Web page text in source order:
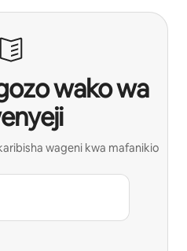
wako wa
wageni kwa mafanikio